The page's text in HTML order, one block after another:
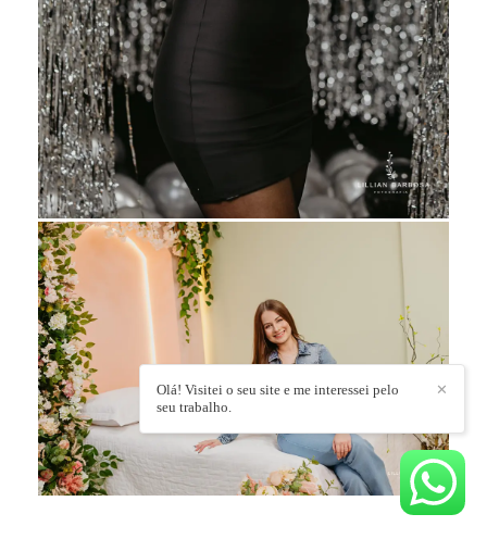
✕
Olá! Visitei o seu site e me interessei pelo
seu trabalho.